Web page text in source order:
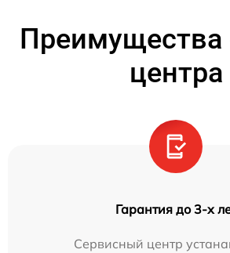
Преимущества
центра
Гарантия до 3-х
Сервисный центр